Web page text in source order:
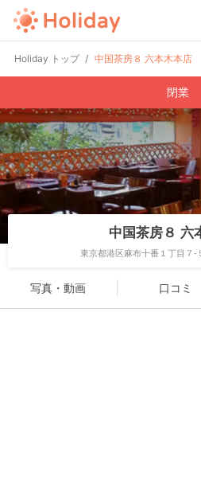
Holiday トップ 中国茶房８ 六本木本店
閉業
中国茶房８ 六
東京都港区麻布十番１丁目７-
写真・動画 口コミ